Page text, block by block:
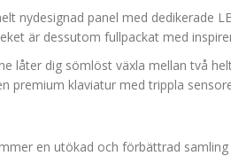
nydesignad panel med dedikerade
är dessutom fullpackat med
låter dig sömlöst växla mellan två
premium klaviatur med trippla
en utökad och förbättrad